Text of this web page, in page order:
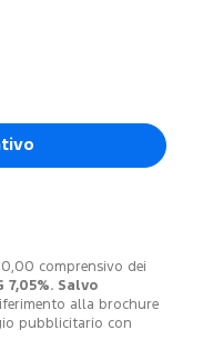
comprensivo dei
7,05%. Salvo
alla brochure
pubblicitario con